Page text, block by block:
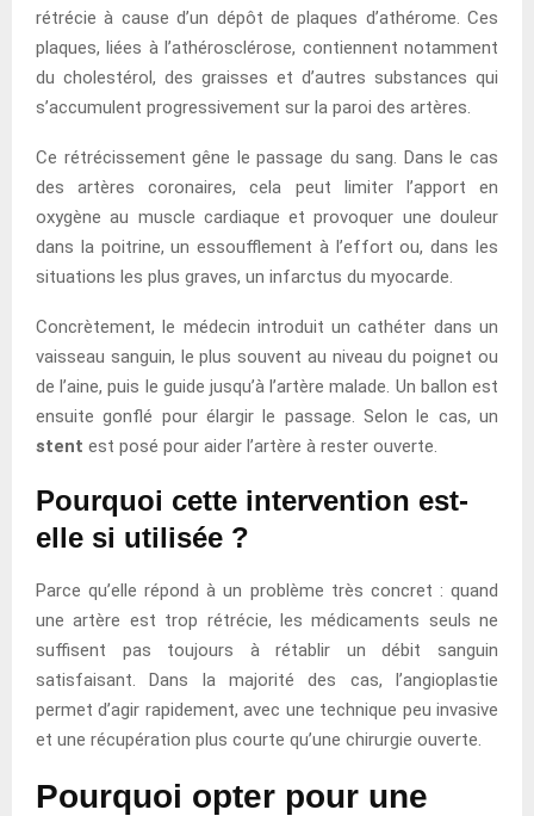
rétrécie à cause d’un dépôt de plaques d’athérome. Ces
plaques, liées à l’athérosclérose, contiennent notamment
du cholestérol, des graisses et d’autres substances qui
s’accumulent progressivement sur la paroi des artères.
Ce rétrécissement gêne le passage du sang. Dans le cas
des artères coronaires, cela peut limiter l’apport en
oxygène au muscle cardiaque et provoquer une douleur
dans la poitrine, un essoufflement à l’effort ou, dans les
situations les plus graves, un infarctus du myocarde.
Concrètement, le médecin introduit un cathéter dans un
vaisseau sanguin, le plus souvent au niveau du poignet ou
de l’aine, puis le guide jusqu’à l’artère malade. Un ballon est
ensuite gonflé pour élargir le passage. Selon le cas, un
stent est posé pour aider l’artère à rester ouverte.
Pourquoi cette intervention est-
elle si utilisée ?
Parce qu’elle répond à un problème très concret : quand
une artère est trop rétrécie, les médicaments seuls ne
suffisent pas toujours à rétablir un débit sanguin
satisfaisant. Dans la majorité des cas, l’angioplastie
permet d’agir rapidement, avec une technique peu invasive
et une récupération plus courte qu’une chirurgie ouverte.
Pourquoi opter pour une